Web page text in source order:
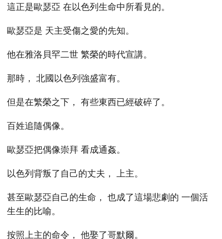
這正是歐瑟亞 在以色列生命中所看見的。
歐瑟亞是 天主受傷之愛的先知。
他在雅洛貝罕二世 繁榮的時代宣講。
那時， 北國以色列強盛富有。
但是在繁榮之下， 有些東西已經破碎了。
百姓追隨偶像。
歐瑟亞把偶像崇拜 看成通姦。
以色列背叛了自己的丈夫， 上主。
甚至歐瑟亞自己的生命， 也成了這場悲劇的 一個活
生生的比喻。
按照上主的命令， 他娶了哥默爾。